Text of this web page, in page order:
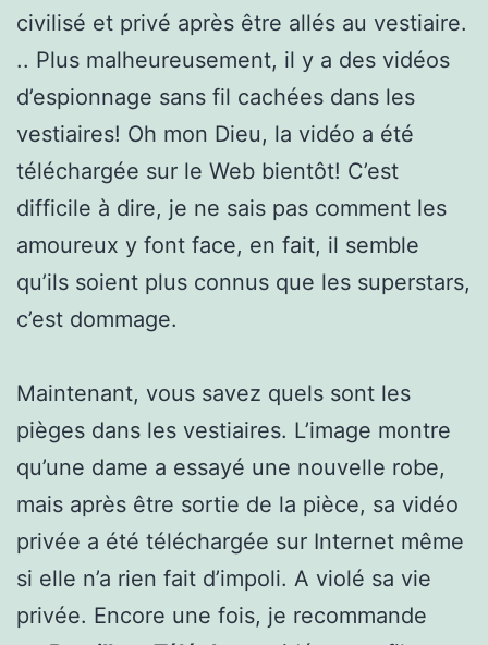
civilisé et privé après être allés au vestiaire.
.. Plus malheureusement, il y a des vidéos
d’espionnage sans fil cachées dans les
vestiaires! Oh mon Dieu, la vidéo a été
téléchargée sur le Web bientôt! C’est
difficile à dire, je ne sais pas comment les
amoureux y font face, en fait, il semble
qu’ils soient plus connus que les superstars,
c’est dommage.
Maintenant, vous savez quels sont les
pièges dans les vestiaires. L’image montre
qu’une dame a essayé une nouvelle robe,
mais après être sortie de la pièce, sa vidéo
privée a été téléchargée sur Internet même
si elle n’a rien fait d’impoli. A violé sa vie
privée. Encore une fois, je recommande